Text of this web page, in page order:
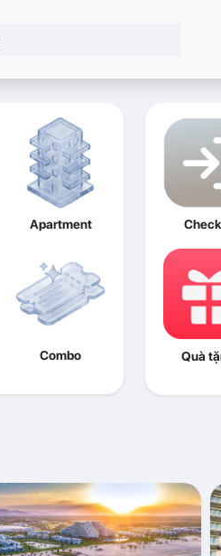
Apartment
Combo Quà